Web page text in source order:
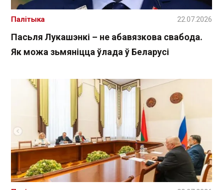
Пасьля Лукашэнкі – не абавязкова свабода.
Як можа зьмяніцца ўлада ў Беларусі
Палітыка 22.07.2026